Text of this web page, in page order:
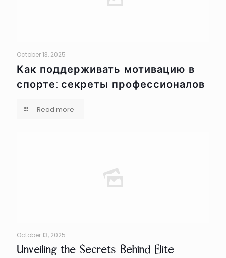
October 13, 2025
Как поддерживать мотивацию в
спорте: секреты профессионалов
Read more
October 13, 2025
Unveiling the Secrets Behind Elite